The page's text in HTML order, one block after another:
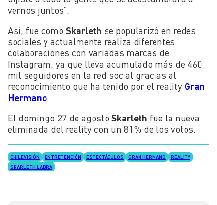
vernos juntos”.
Así, fue como Skarleth se popularizó en redes
sociales y actualmente realiza diferentes
colaboraciones con variadas marcas de
Instagram, ya que lleva acumulado más de 460
mil seguidores en la red social gracias al
reconocimiento que ha tenido por el reality Gran
Hermano.
El domingo 27 de agosto Skarleth fue la nueva
eliminada del reality con un 81% de los votos.
CHILEVISIÓN ENTRETENCIÓN ESPECTÁCULOS GRAN HERMANO
REALITY
SKARLETH LABRA